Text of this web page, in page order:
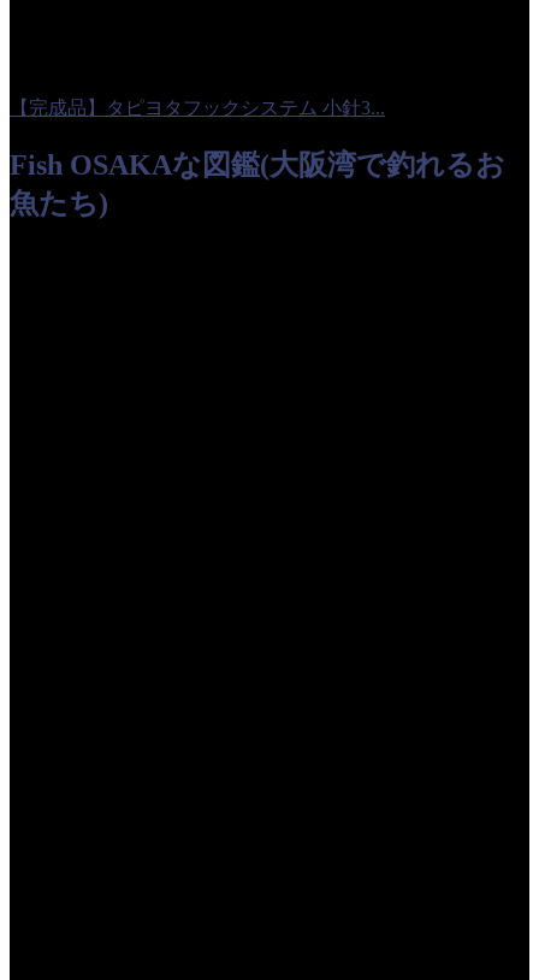
【完成品】タピヨタフックシステム 小針3...
Fish OSAKAな図鑑(大阪湾で釣れるお
魚たち)